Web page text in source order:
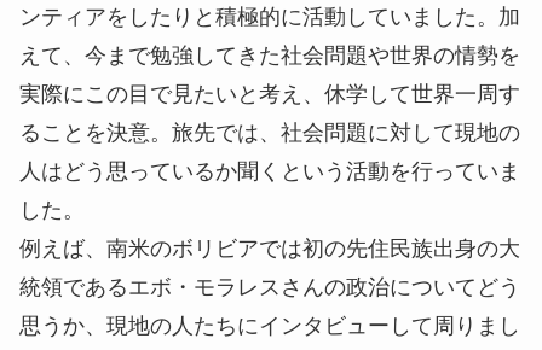
ンティアをしたりと積極的に活動していました。加
えて、今まで勉強してきた社会問題や世界の情勢を
実際にこの目で見たいと考え、休学して世界一周す
ることを決意。旅先では、社会問題に対して現地の
人はどう思っているか聞くという活動を行っていま
した。
例えば、南米のボリビアでは初の先住民族出身の大
統領であるエボ・モラレスさんの政治についてどう
思うか、現地の人たちにインタビューして周りまし